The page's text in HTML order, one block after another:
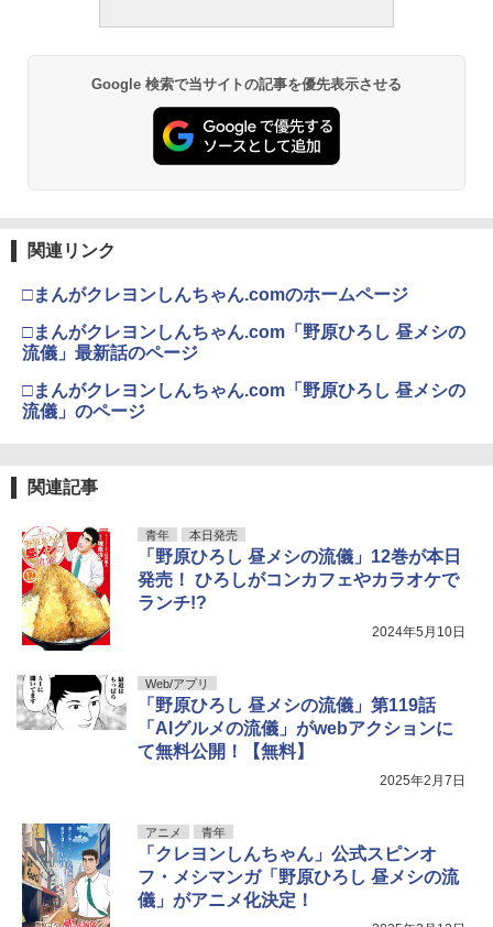
Google 検索で当サイトの記事を優先表示させる
関連リンク
□まんがクレヨンしんちゃん.comのホームページ
□まんがクレヨンしんちゃん.com「野原ひろし 昼メシの
流儀」最新話のページ
□まんがクレヨンしんちゃん.com「野原ひろし 昼メシの
流儀」のページ
関連記事
青年 本日発売
「野原ひろし 昼メシの流儀」12巻が本日
発売！ ひろしがコンカフェやカラオケで
ランチ!?
2024年5月10日
Web/アプリ
「野原ひろし 昼メシの流儀」第119話
「AIグルメの流儀」がwebアクションに
て無料公開！【無料】
2025年2月7日
アニメ 青年
「クレヨンしんちゃん」公式スピンオ
フ・メシマンガ「野原ひろし 昼メシの流
儀」がアニメ化決定！